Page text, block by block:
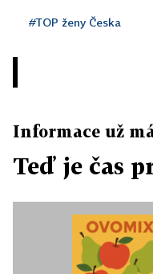
#TOP ženy Česka
Informace už
Teď je čas